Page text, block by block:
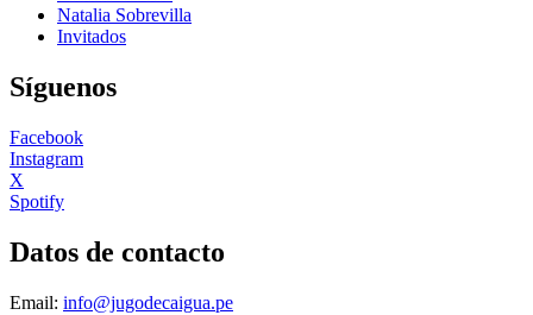
Natalia Sobrevilla
Invitados
Síguenos
Facebook
Instagram
X
Spotify
Datos de contacto
Email: info@jugodecaigua.pe